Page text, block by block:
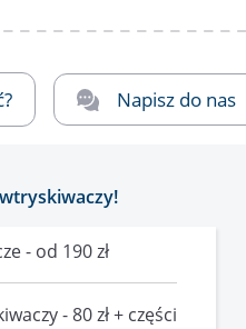
Napisz do nas
- od 190 zł
- 80 zł + części